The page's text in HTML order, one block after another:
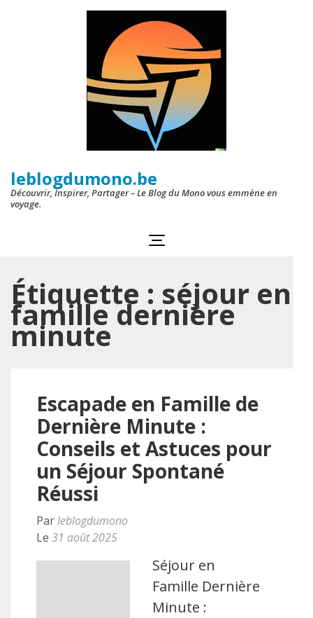
leblogdumono.be
Découvrir, Inspirer, Partager – Le Blog du Mono vous emmène en
voyage.
Étiquette : séjour en
famille dernière
minute
Escapade en Famille de
Dernière Minute :
Conseils et Astuces pour
un Séjour Spontané
Réussi
Parleblogdumono
Le 31 août 2025
Séjour en
Famille Dernière
Minute :